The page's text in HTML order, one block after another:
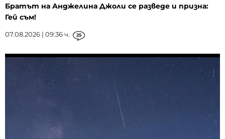
Братът на Анджелина Джоли се разведе и призна:
Гей съм!
07.08.2026 | 09:36 ч. 25